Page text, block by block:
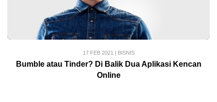
17 FEB 2021 | BISNIS
Bumble atau Tinder? Di Balik Dua Aplikasi Kencan
Online